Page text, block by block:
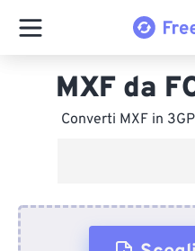
MXF da
Converti MXF in